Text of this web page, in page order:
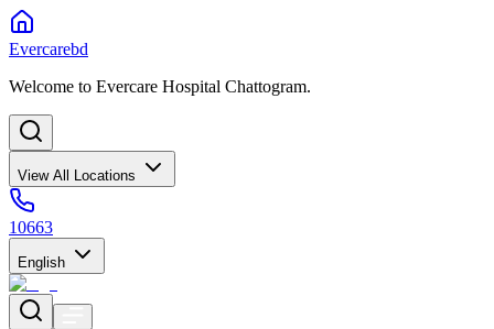
Evercarebd
Welcome to Evercare Hospital Chattogram.
View All Locations
10663
English